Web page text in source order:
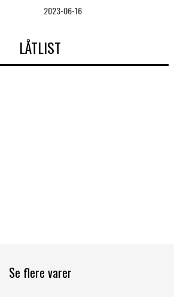
2023-06-16
LÅTLIST
Se flere varer